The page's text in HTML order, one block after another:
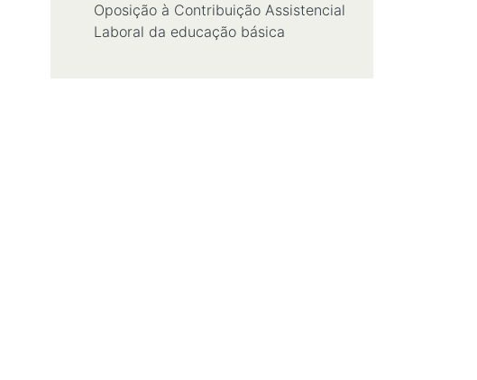
Oposição à Contribuição Assistencial
Laboral da educação básica